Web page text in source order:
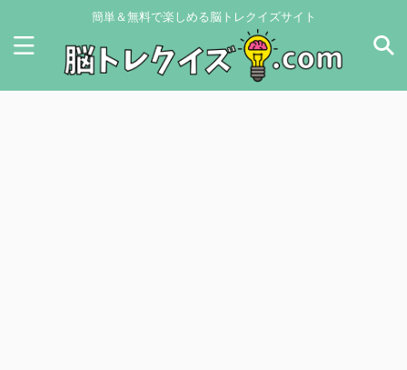
簡単＆無料で楽しめる脳トレクイズサイト